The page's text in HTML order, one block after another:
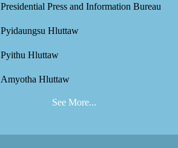
Presidential Press and Information Bureau
Pyidaungsu Hluttaw
Pyithu Hluttaw
Amyotha Hluttaw
See More...